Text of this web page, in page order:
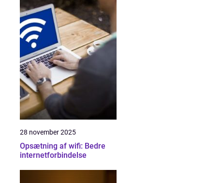
28 november 2025
Opsætning af wifi: Bedre
internetforbindelse